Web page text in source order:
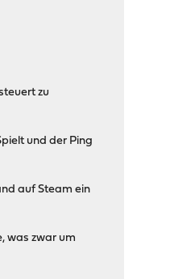
zu
und der Ping
auf Steam ein
was zwar um